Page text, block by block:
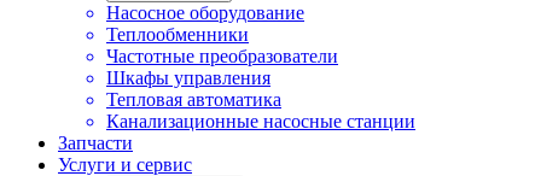
Насосное оборудование
Теплообменники
Частотные преобразователи
Шкафы управления
Тепловая автоматика
Канализационные насосные станции
Запчасти
Услуги и сервис